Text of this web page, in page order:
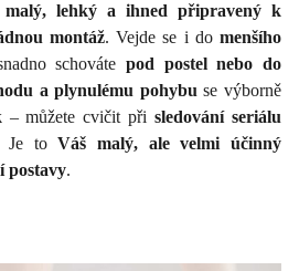
lehký a ihned připravený k
montáž. Vejde se i domenšího
schováte pod postel nebo do
a plynulému pohybu se výborně
– můžete cvičit přisledování seriálu
Je toVáš malý, ale velmi účinný
postavy.